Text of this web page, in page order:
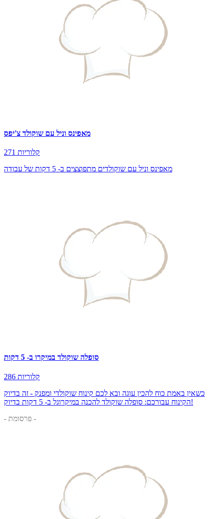
מאפינס וניל עם שוקולד צ'יפס
271 קלוריות
מאפינס וניל עם שוקולדים מתפוצצים ב- 5 דקות של עבודה
סופלה שוקולד במיקרו ב- 5 דקות
286 קלוריות
כשאין באמת כוח להכין עוגה ובא לכם קינוח שוקולדי ומפנק - זה בדיוק
הקינוח עבורכם: סופלה שוקולד להכנה במיקרוגל ב- 5 דקות בדיוק!
- פרסומת -